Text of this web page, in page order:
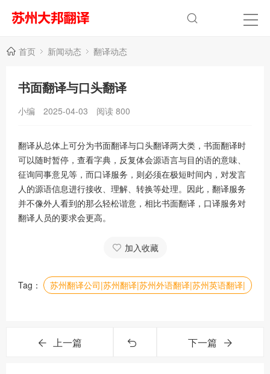
首页 新闻动态 翻译动态
书面翻译与口头翻译
小编 2025-04-03 阅读 800
翻译从总体上可分为书面翻译与口头翻译两大类，书面翻译时
可以随时暂停，查看字典，反复体会源语言与目的语的意味、
征询同事意见等，而口译服务，则必须在极短时间内，对发言
人的源语信息进行接收、理解、转换等处理。因此，翻译服务
并不像外人看到的那么轻松谐意，相比书面翻译，口译服务对
翻译人员的要求会更高。
加入收藏
Tag： 苏州翻译公司|苏州翻译|苏州外语翻译|苏州英语翻译|
上一篇 下一篇